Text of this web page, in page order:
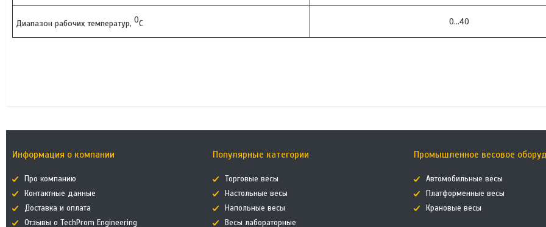
Диапазон рабочих температур, 0С 0…40
Информация о компании
Про компанию
Контактные данные
Доставка и оплата
Отзывы о TechProm Engineering
Популярные категории
Торговые весы
Настольные весы
Напольные весы
Весы лабораторные
Промышленное весовое
Автомобильные весы
Платформенные весы
Крановые весы